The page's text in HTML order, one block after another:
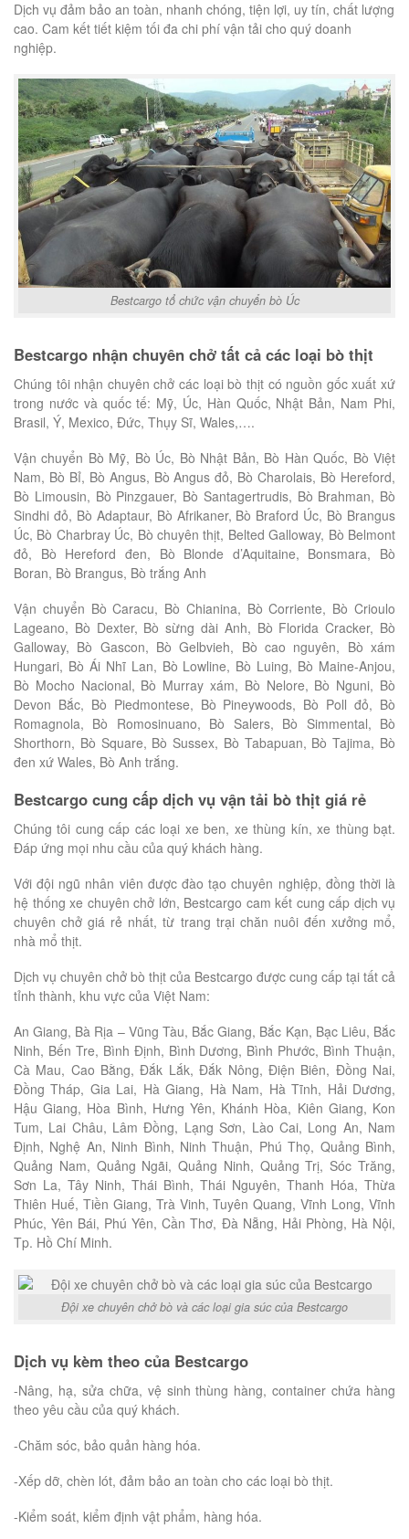
Dịch vụ đảm bảo an toàn, nhanh chóng, tiện lợi, uy tín, chất lượng
cao. Cam kết tiết kiệm tối đa chi phí vận tải cho quý doanh
nghiệp.
Bestcargo tổ chức vận chuyển bò Úc
Bestcargo nhận chuyên chở tất cả các loại bò thịt
Chúng tôi nhận chuyên chở các loại bò thịt có nguồn gốc xuất xứ
trong nước và quốc tế: Mỹ, Úc, Hàn Quốc, Nhật Bản, Nam Phi,
Brasil, Ý, Mexico, Đức, Thụy Sĩ, Wales,….
Vận chuyển Bò Mỹ, Bò Úc, Bò Nhật Bản, Bò Hàn Quốc, Bò Việt
Nam, Bò Bỉ, Bò Angus, Bò Angus đỏ, Bò Charolais, Bò Hereford,
Bò Limousin, Bò Pinzgauer, Bò Santagertrudis, Bò Brahman, Bò
Sindhi đỏ, Bò Adaptaur, Bò Afrikaner, Bò Braford Úc, Bò Brangus
Úc, Bò Charbray Úc, Bò chuyên thịt, Belted Galloway, Bò Belmont
đỏ, Bò Hereford đen, Bò Blonde d’Aquitaine, Bonsmara, Bò
Boran, Bò Brangus, Bò trắng Anh
Vận chuyển Bò Caracu, Bò Chianina, Bò Corriente, Bò Crioulo
Lageano, Bò Dexter, Bò sừng dài Anh, Bò Florida Cracker, Bò
Galloway, Bò Gascon, Bò Gelbvieh, Bò cao nguyên, Bò xám
Hungari, Bò Ái Nhĩ Lan, Bò Lowline, Bò Luing, Bò Maine-Anjou,
Bò Mocho Nacional, Bò Murray xám, Bò Nelore, Bò Nguni, Bò
Devon Bắc, Bò Piedmontese, Bò Pineywoods, Bò Poll đỏ, Bò
Romagnola, Bò Romosinuano, Bò Salers, Bò Simmental, Bò
Shorthorn, Bò Square, Bò Sussex, Bò Tabapuan, Bò Tajima, Bò
đen xứ Wales, Bò Anh trắng.
Bestcargo cung cấp dịch vụ vận tải bò thịt giá rẻ
Chúng tôi cung cấp các loại xe ben, xe thùng kín, xe thùng bạt.
Đáp ứng mọi nhu cầu của quý khách hàng.
Với đội ngũ nhân viên được đào tạo chuyên nghiệp, đồng thời là
hệ thống xe chuyên chở lớn, Bestcargo cam kết cung cấp dịch vụ
chuyên chở giá rẻ nhất, từ trang trại chăn nuôi đến xưởng mổ,
nhà mổ thịt.
Dịch vụ chuyên chở bò thịt của Bestcargo được cung cấp tại tất cả
tỉnh thành, khu vực của Việt Nam:
An Giang, Bà Rịa – Vũng Tàu, Bắc Giang, Bắc Kạn, Bạc Liêu, Bắc
Ninh, Bến Tre, Bình Định, Bình Dương, Bình Phước, Bình Thuận,
Cà Mau, Cao Bằng, Đắk Lắk, Đắk Nông, Điện Biên, Đồng Nai,
Đồng Tháp, Gia Lai, Hà Giang, Hà Nam, Hà Tĩnh, Hải Dương,
Hậu Giang, Hòa Bình, Hưng Yên, Khánh Hòa, Kiên Giang, Kon
Tum, Lai Châu, Lâm Đồng, Lạng Sơn, Lào Cai, Long An, Nam
Định, Nghệ An, Ninh Bình, Ninh Thuận, Phú Thọ, Quảng Bình,
Quảng Nam, Quảng Ngãi, Quảng Ninh, Quảng Trị, Sóc Trăng,
Sơn La, Tây Ninh, Thái Bình, Thái Nguyên, Thanh Hóa, Thừa
Thiên Huế, Tiền Giang, Trà Vinh, Tuyên Quang, Vĩnh Long, Vĩnh
Phúc, Yên Bái, Phú Yên, Cần Thơ, Đà Nẵng, Hải Phòng, Hà Nội,
Tp. Hồ Chí Minh.
Đội xe chuyên chở bò và các loại gia súc của Bestcargo
Dịch vụ kèm theo của Bestcargo
-Nâng, hạ, sửa chữa, vệ sinh thùng hàng, container chứa hàng
theo yêu cầu của quý khách.
-Chăm sóc, bảo quản hàng hóa.
-Xếp dỡ, chèn lót, đảm bảo an toàn cho các loại bò thịt.
-Kiểm soát, kiểm định vật phẩm, hàng hóa.